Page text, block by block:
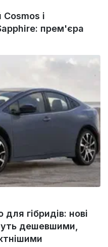
і
прем'єра
гібридів: нові
дешевшими,